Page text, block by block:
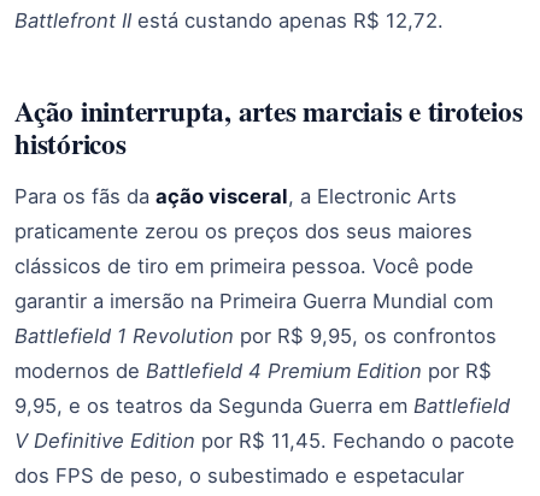
Battlefront II está custando apenas R$ 12,72.
Ação ininterrupta, artes marciais e tiroteios
históricos
Para os fãs da ação visceral, a Electronic Arts
praticamente zerou os preços dos seus maiores
clássicos de tiro em primeira pessoa. Você pode
garantir a imersão na Primeira Guerra Mundial com
Battlefield 1 Revolution por R$ 9,95, os confrontos
modernos de Battlefield 4 Premium Edition por R$
9,95, e os teatros da Segunda Guerra em Battlefield
V Definitive Edition por R$ 11,45. Fechando o pacote
dos FPS de peso, o subestimado e espetacular